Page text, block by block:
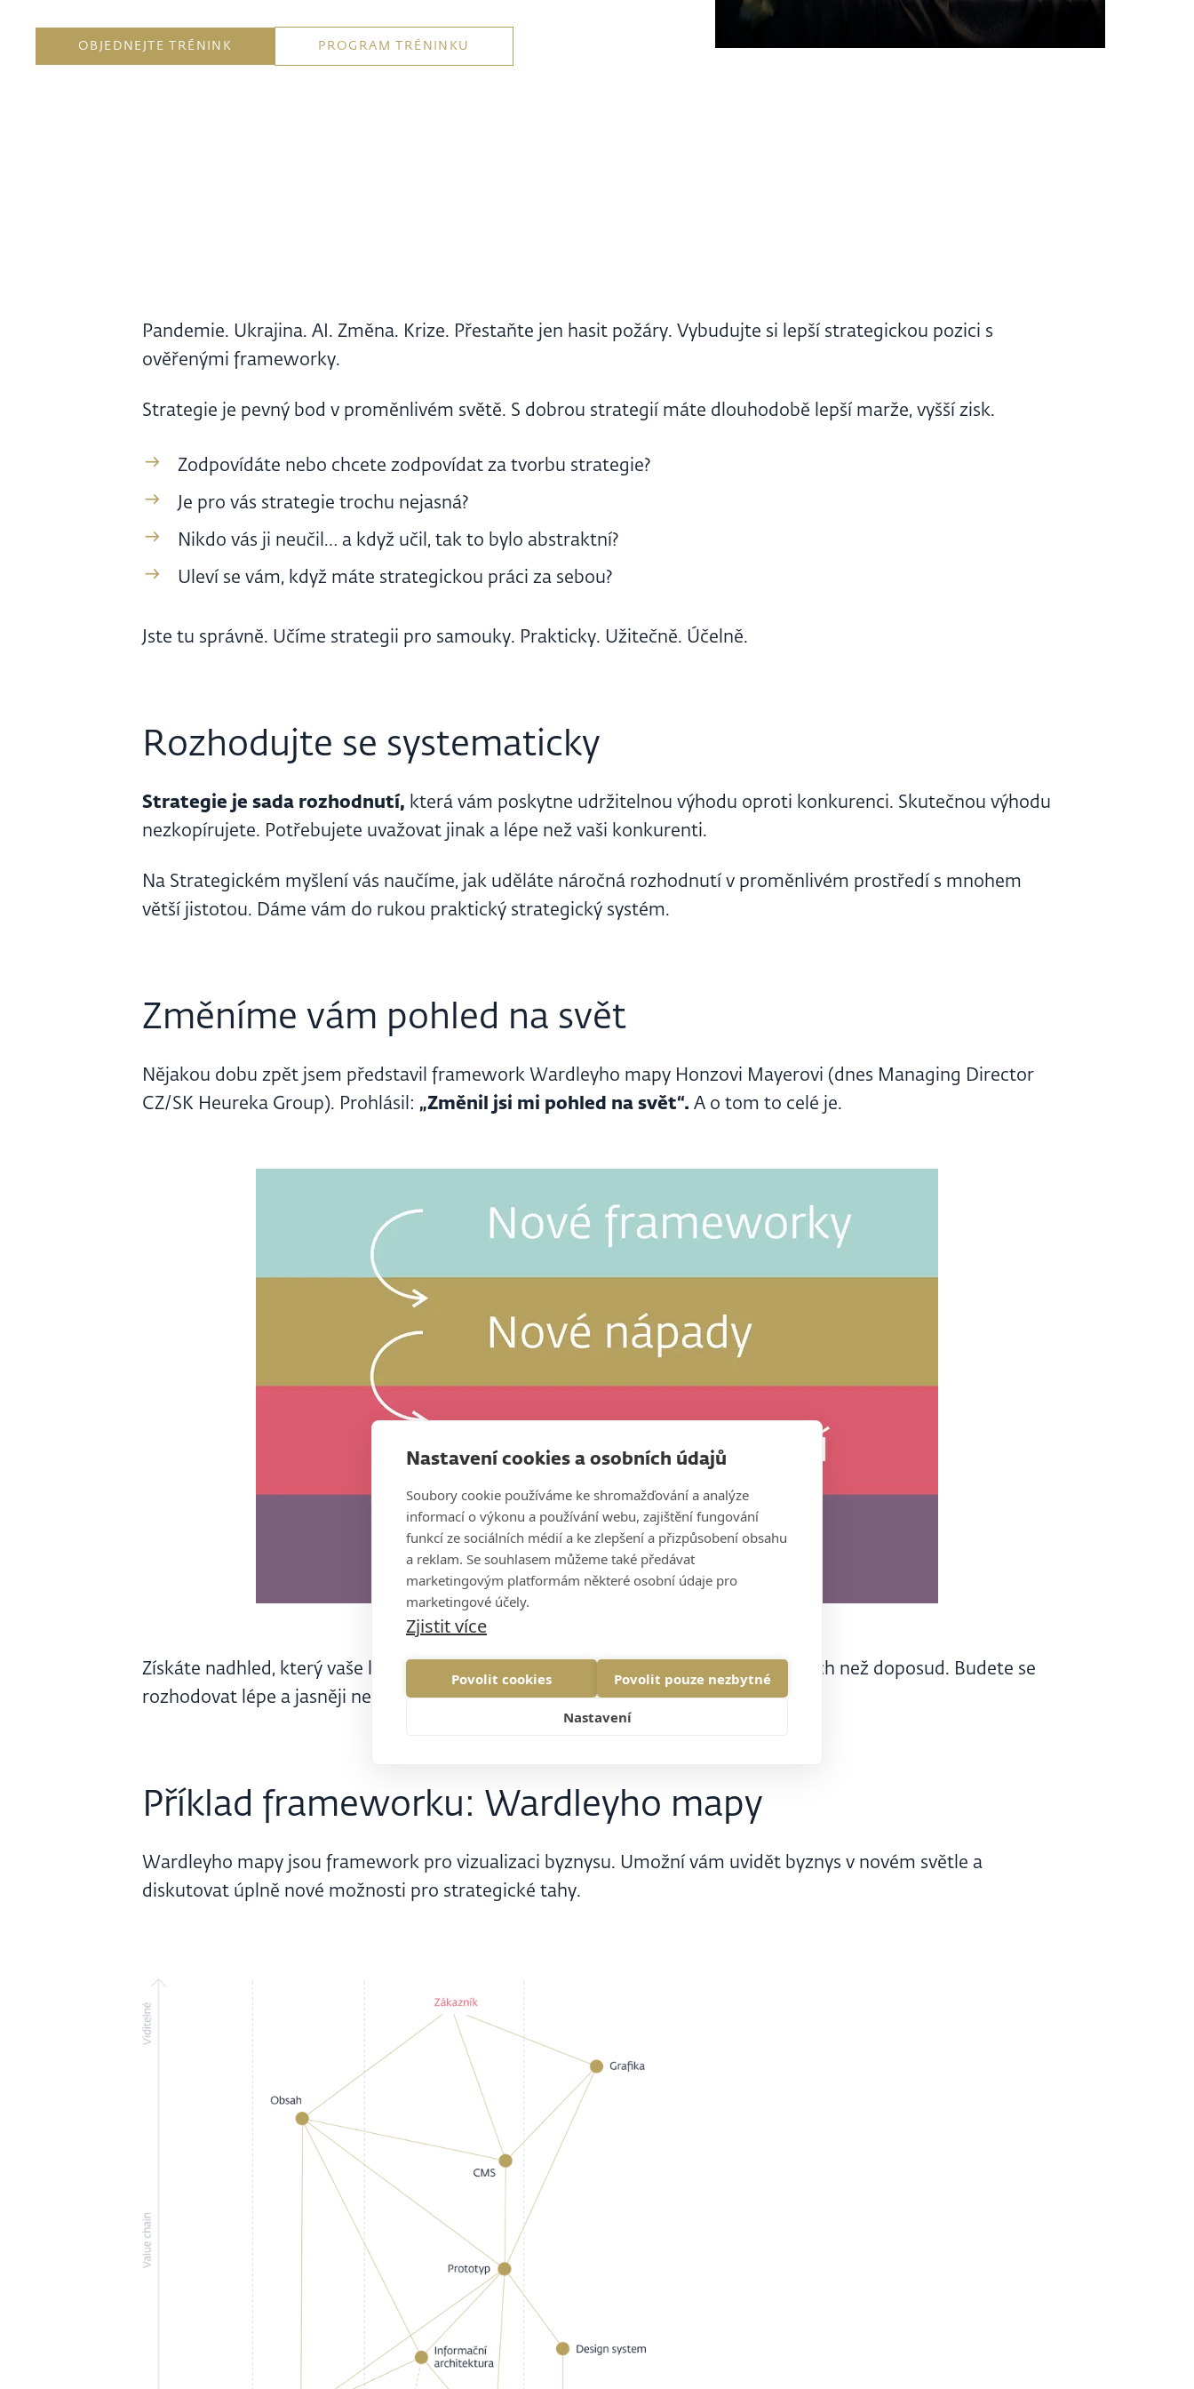
Nastavení cookies a osobních údajů
Soubory cookie používáme ke shromažďování a analýze
informací o výkonu a používání webu, zajištění fungování
funkcí ze sociálních médií a ke zlepšení a přizpůsobení obsahu
a reklam. Se souhlasem můžeme také předávat
marketingovým platformám některé osobní údaje pro
marketingové účely.
Zjistit více
Povolit cookies Povolit pouze nezbytné
Nastavení
OBJEDNEJTE TRÉNINK PROGRAM TRÉNINKU
Pandemie. Ukrajina. AI. Změna. Krize. Přestaňte jen hasit požáry. Vybudujte si lepší strategickou pozici s
ověřenými frameworky.
Strategie je pevný bod v proměnlivém světě. S dobrou strategií máte dlouhodobě lepší marže, vyšší zisk.
Zodpovídáte nebo chcete zodpovídat za tvorbu strategie?
Je pro vás strategie trochu nejasná?
Nikdo vás ji neučil… a když učil, tak to bylo abstraktní?
Uleví se vám, když máte strategickou práci za sebou?
Jste tu správně. Učíme strategii pro samouky. Prakticky. Užitečně. Účelně.
Rozhodujte se systematicky
Strategie je sada rozhodnutí, která vám poskytne udržitelnou výhodu oproti konkurenci. Skutečnou výhodu
nezkopírujete. Potřebujete uvažovat jinak a lépe než vaši konkurenti.
Na Strategickém myšlení vás naučíme, jak uděláte náročná rozhodnutí v proměnlivém prostředí s mnohem
větší jistotou. Dáme vám do rukou praktický strategický systém.
Změníme vám pohled na svět
Nějakou dobu zpět jsem představil framework Wardleyho mapy Honzovi Mayerovi (dnes Managing Director
CZ/SK Heureka Group). Prohlásil: „Změnil jsi mi pohled na svět“. A o tom to celé je.
Získáte nadhled, který vaše konkurence nemá. Začnete diskutovat o jiných oblastech než doposud. Budete se
rozhodovat lépe a jasněji než dřív.
Příklad frameworku: Wardleyho mapy
Wardleyho mapy jsou framework pro vizualizaci byznysu. Umožní vám uvidět byznys v novém světle a
diskutovat úplně nové možnosti pro strategické tahy.